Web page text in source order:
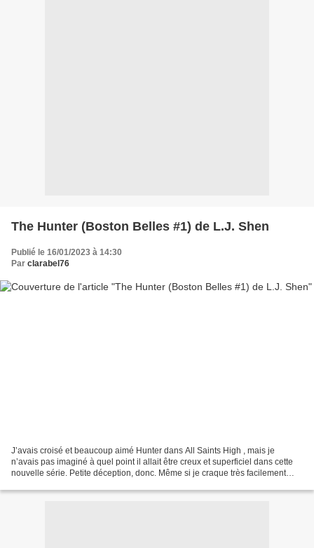
The Hunter (Boston Belles #1) de L.J. Shen
Publié le 16/01/2023 à 14:30
Par clarabel76
J’avais croisé et beaucoup aimé Hunter dans All Saints High , mais je
n’avais pas imaginé à quel point il allait être creux et superficiel dans cette
nouvelle série. Petite déception, donc. Même si je craque très facilement